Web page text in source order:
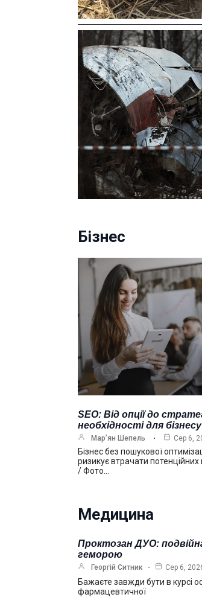
Бізнес
SEO: Від опції до
необхідності для бізнесу
Мар’ян Шепель Сер 6,
Бізнес без пошукової
ризикує втрачати потенційних
/ Фото…
Медицина
Проктозан ДУО:
геморою
Георгій Ситник Сер 6,
Бажаєте завжди бути в курсі
фармацевтичної